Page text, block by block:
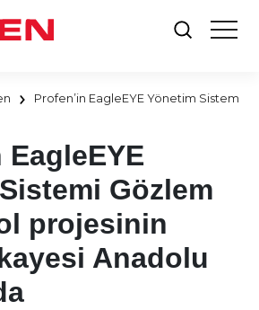
Profen’in EagleEYE Yönetim Sistemi
EagleEYE
Gözlem
projesinin
Anadolu